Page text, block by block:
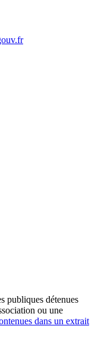
publiques détenues
ou une
dans un extrait